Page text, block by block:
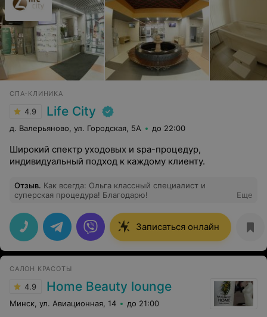
СПА-КЛИНИКА
4.9 Life City
д. Валерьяново, ул. Городская, 5А до 22:00
Широкий спектр уходовых и spa-процедур,
индивидуальный подход к каждому клиенту.
Отзыв. Как всегда: Ольга классный специалист и
суперская процедура! Благодарю!
Еще
Записаться онлайн
САЛОН КРАСОТЫ
4.9 Home Beauty lounge
Минск, ул. Авиационная, 14 до 21:00